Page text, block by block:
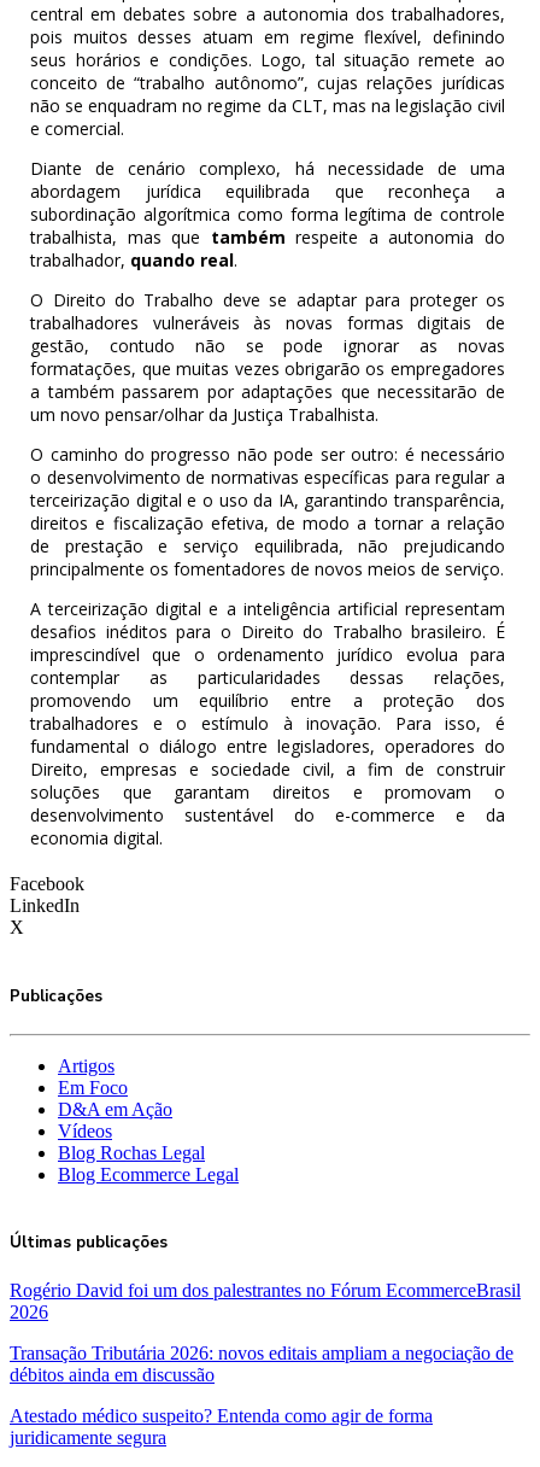
central em debates sobre a autonomia dos trabalhadores,
pois muitos desses atuam em regime flexível, definindo
seus horários e condições. Logo, tal situação remete ao
conceito de “trabalho autônomo”, cujas relações jurídicas
não se enquadram no regime da CLT, mas na legislação civil
e comercial.
Diante de cenário complexo, há necessidade de uma
abordagem jurídica equilibrada que reconheça a
subordinação algorítmica como forma legítima de controle
trabalhista, mas que tambémrespeite a autonomia do
trabalhador, quando real.
O Direito do Trabalho deve se adaptar para proteger os
trabalhadores vulneráveis às novas formas digitais de
gestão, contudo não se pode ignorar as novas
formatações, que muitas vezes obrigarão os empregadores
a também passarem por adaptações que necessitarão de
um novo pensar/olhar da Justiça Trabalhista.
O caminho do progresso não pode ser outro: é necessário
o desenvolvimento de normativas específicas para regular a
terceirização digital e o uso da IA, garantindo transparência,
direitos e fiscalização efetiva, de modo a tornar a relação
de prestação e serviço equilibrada, não prejudicando
principalmente os fomentadores de novos meios de serviço.
A terceirização digital e a inteligência artificial representam
desafios inéditos para o Direito do Trabalho brasileiro. É
imprescindível que o ordenamento jurídico evolua para
contemplar as particularidades dessas relações,
promovendo um equilíbrio entre a proteção dos
trabalhadores e o estímulo à inovação. Para isso, é
fundamental o diálogo entre legisladores, operadores do
Direito, empresas e sociedade civil, a fim de construir
soluções que garantam direitos e promovam o
desenvolvimento sustentável do e-commerce e da
economia digital.
Facebook
LinkedIn
X
Publicações
Artigos
Em Foco
D&A em Ação
Vídeos
Blog Rochas Legal
Blog Ecommerce Legal
Últimas publicações
Rogério David foi um dos palestrantes no Fórum EcommerceBrasil
2026
Transação Tributária 2026: novos editais ampliam a negociação de
débitos ainda em discussão
Atestado médico suspeito? Entenda como agir de forma
juridicamente segura